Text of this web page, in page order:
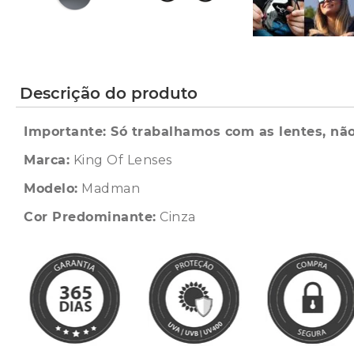
Descrição do produto
Importante: Só trabalhamos com as lentes,
Marca: King Of Lenses
Modelo: Madman
Cor Predominante: Cinza